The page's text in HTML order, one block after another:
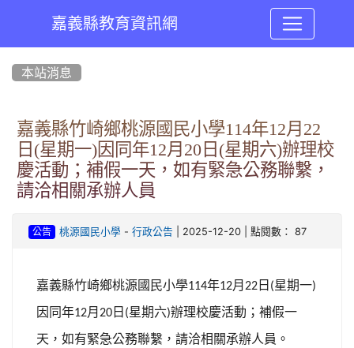
嘉義縣教育資訊網
本站消息
嘉義縣竹崎鄉桃源國民小學114年12月22
日(星期一)因同年12月20日(星期六)辦理校
慶活動；補假一天，如有緊急公務聯繫，
請洽相關承辦人員
公告 桃源國民小學- 行政公告 | 2025-12-20 | 點閱數： 87
嘉義縣竹崎鄉桃源國民小學114年12月22日(星期一)
因同年12月20日(星期六)辦理校慶活動；補假一
天，如有緊急公務聯繫，請洽相關承辦人員。